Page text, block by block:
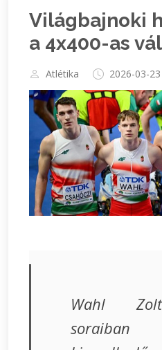
Világbajnoki
a 4x400-as
Atlétika 2026-03-23
Wahl